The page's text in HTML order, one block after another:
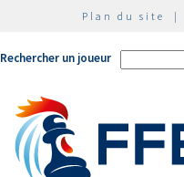
Plan du site |
Rechercher un joueur